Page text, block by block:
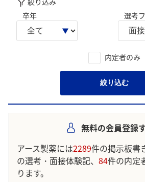
卒年
選考
内定者のみ
絞り込む
無料の会員登録
アース製薬には2289件の掲示板書
の選考・面接体験記、 84件の内定
ります。